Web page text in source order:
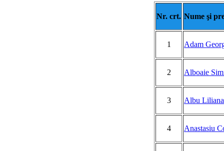
Nr. crt. Nume şi
1 Adam
2 Alboaie
3 Albu Liliana
4 Anastasiu